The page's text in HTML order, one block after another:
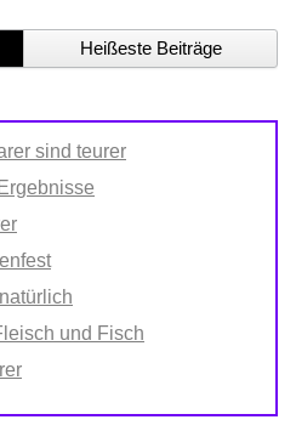
Heißeste Beiträge
sind teurer
und Fisch